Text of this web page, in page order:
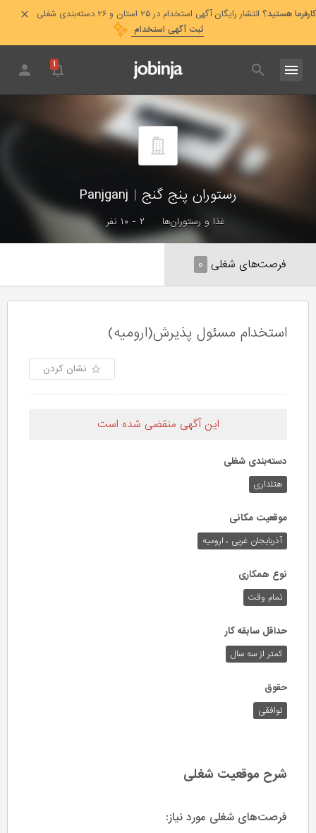
کارفرما هستید؟ انتشار رایگان آگهی استخدام در ۲۵ استان و ۲۶ دسته‌بندی شغلی
ثبت آگهی استخدام
۱
رستوران پنج گنج |
غذا و رستوران‌ها ۲ - ۱۰ نفر
فرصت‌های شغلی ۰
استخدام مسئول پذیرش(ارومیه)
نشان کردن
این آگهی منقضی شده است
دسته‌بندی شغلی
هتلداری
موقعیت مکانی
آذربایجان غربی ، ارومیه
نوع همکاری
تمام وقت
حداقل سابقه کار
کمتر از سه سال
حقوق
توافقی
شرح موقعیت شغلی
فرصت‌های شغلی مورد نیاز: